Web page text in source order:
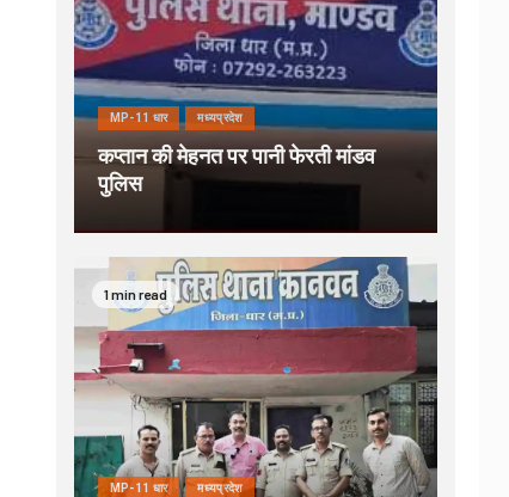
MP-11 धार मध्यप्रदेश
कप्तान की मेहनत पर पानी फेरती मांडव
पुलिस
1 min read
MP-11 धार मध्यप्रदेश